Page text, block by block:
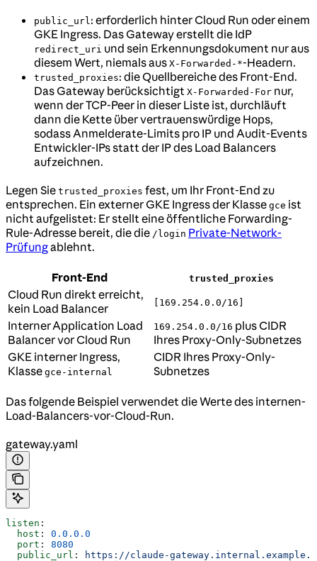
public_url: erforderlich hinter Cloud Run oder einem
GKE Ingress. Das Gateway erstellt die IdP
redirect_uri und sein Erkennungsdokument nur aus
diesem Wert, niemals aus X-Forwarded-*-Headern.
trusted_proxies: die Quellbereiche des Front-End.
Das Gateway berücksichtigt X-Forwarded-For nur,
wenn der TCP-Peer in dieser Liste ist, durchläuft
dann die Kette über vertrauenswürdige Hops,
sodass Anmelderate-Limits pro IP und Audit-Events
Entwickler-IPs statt der IP des Load Balancers
aufzeichnen.
Legen Sie trusted_proxies fest, um Ihr Front-End zu
entsprechen. Ein externer GKE Ingress der Klasse gce ist
nicht aufgelistet: Er stellt eine öffentliche Forwarding-
Rule-Adresse bereit, die die /login Private-Network-
Prüfungablehnt.
Front-End trusted_proxies
Cloud Run direkt erreicht,
kein Load Balancer
[169.254.0.0/16]
Interner Application Load
Balancer vor Cloud Run
169.254.0.0/16 plus CIDR
Ihres Proxy-Only-Subnetzes
GKE interner Ingress,
Klasse gce-internal
CIDR Ihres Proxy-Only-
Subnetzes
Das folgende Beispiel verwendet die Werte des internen-
Load-Balancers-vor-Cloud-Run.
gateway.yaml
listen :
  host
: 0.0.0.0
  port
: 8080
  public_url
:
https://claude-